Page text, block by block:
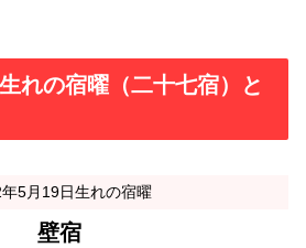
れの宿曜（二十七宿）と
5月19日生れの宿曜
壁宿